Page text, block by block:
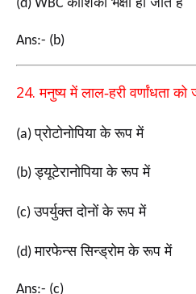
(d) WBC
Ans:- (b)
24.मनुष्य में लाल-हरी वर्णांधता को
(a)प्रोटोनोपिया के रूप में
(b)ड्यूटेरानोपिया के रूप में
(c)उपर्युक्त दोनों के रूप में
(d)मारफेन्स सिन्ड्रोम के रूप में
Ans:- (c)